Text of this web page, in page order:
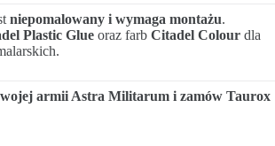
niepomalowany i wymaga montażu.
Plastic Glue oraz farb Citadel Colour dla
armii Astra Militarum i zamów Taurox